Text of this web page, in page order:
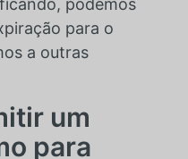
podemos
para o
a outras
um
para